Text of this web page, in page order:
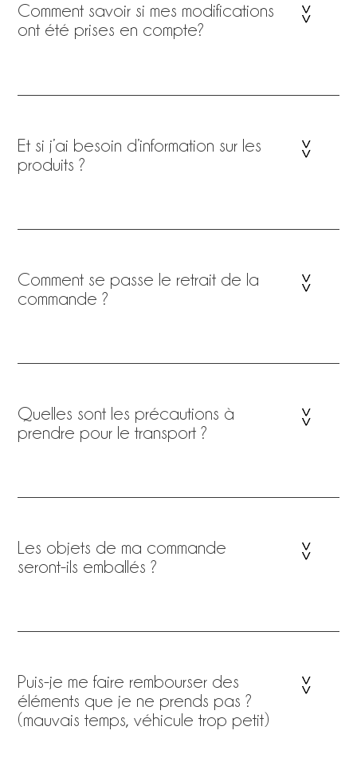
Comment savoir si mes modifications
ont été prises en compte?
Et si j’ai besoin d’information sur les
produits ?
Comment se passe le retrait de la
commande ?
Quelles sont les précautions à
prendre pour le transport ?
Les objets de ma commande
seront-ils emballés ?
Puis-je me faire rembourser des
éléments que je ne prends pas ?
(mauvais temps, véhicule trop petit)